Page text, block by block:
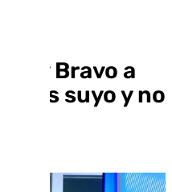
y Bravo a
es suyo y no